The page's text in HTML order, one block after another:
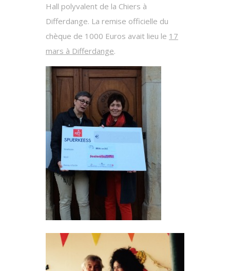
Hall polyvalent de la Chiers à
Differdange. La remise officielle du
chèque de 1000 Euros avait lieu le 17
mars à Differdange.